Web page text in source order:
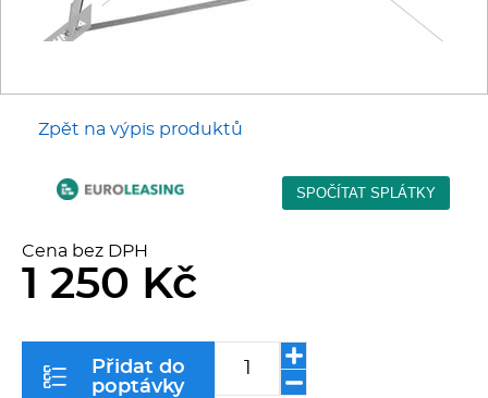
PIZZA technologie
Grilovací desky - Grily
Roboty
Řeznické stroje
Zpět na výpis produktů
Cena bez DPH
1 250 Kč
Přidat do
poptávky